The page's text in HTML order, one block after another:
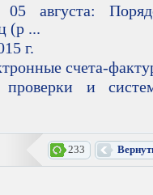
05 августа:
(р ...
г.
счета-
и
233